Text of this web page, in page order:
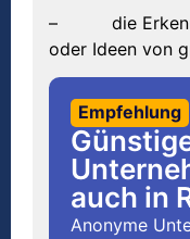
– die
oder Ideen von
Empfehlung
auch in
Anonyme